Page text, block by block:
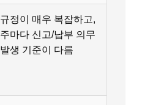
규정이 매우 복잡하고,
주마다 신고/납부 의무
발생 기준이 다름